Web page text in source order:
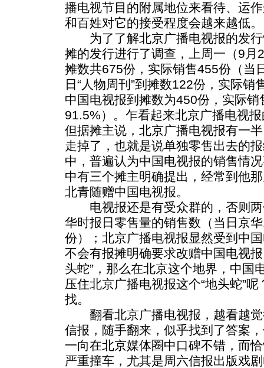
播电视节目的附属地位来看待、运
和百姓对它的接受程度会越来越低。
为了了解北京广播电视报的发行
摊的发行进行了调查，上周一（9月
摊数共675份，实际销售455份（当
日“人物周刊”到摊数122份，实际
中国电视报到摊数为450份，实际
91.5%）。乍看起来北京广播电视
但据摊主说，北京广播电视报有一
走掉了，也就是说单独零售出去的
中，普遍认为中国电视报的销售情
中有三个摊主明确提出，经常到他
北青随赠中国电视报。
电视报还是有受众群的，否则两
华时报日零售量的销售数（当日京
份）；北京广播电视报显然受到中
不会有报摊明确要求改赠中国电视
头蛇”，那么在北京这个地界，中国
压住北京广播电视报这个“地头蛇”
找。
翻看北京广播电视报，越看越觉
信报，随手翻来，似乎找到了答案
一向在北京媒体圈中口碑不错，而
严重撞车，尤其是周六信报出版戏